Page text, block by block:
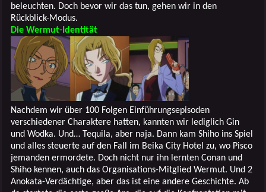
beleuchten. Doch bevor wir das tun, gehen wir in den
Rückblick-Modus.
Die Wermut-Identität
Nachdem wir über 100 Folgen Einführungsepisoden
verschiedener Charaktere hatten, kannten wir lediglich Gin
und Wodka. Und… Tequila, aber naja. Dann kam Shiho ins Spiel
und alles steuerte auf den Fall im Beika City Hotel zu, wo Pisco
jemanden ermordete. Doch nicht nur ihn lernten Conan und
Shiho kennen, auch das Organisations-Mitglied Wermut. Und 2
Anokata-Verdächtige, aber das ist eine andere Geschichte. Ab